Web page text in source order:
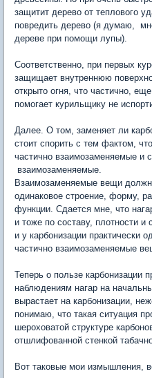
защитит дерево от теплового
повредить дерево (я думаю,
дереве при помощи лупы).
Соответственно, при первых
защищает внутреннюю
открыто огня, что частично,
помогает курильщику не
Далее. О том, заменяет ли
стоит спорить с тем фактом,
частично взаимозаменяемые и
взаимозаменяемые.
Взаимозаменяемые вещи
одинаковое строение, форму,
функции. Сдается мне, что
и тоже по составу, плотности
и у карбонизации практически
частично взаимозаменяемые
Теперь о пользе карбонизации
наблюдениям нагар на
вырастает на карбонизации,
понимаю, что такая ситуация
шероховатой структуре
отшлифованной стенкой
Вот таковые мои измышления,